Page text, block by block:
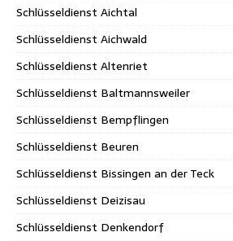
Schlüsseldienst Aichtal
Schlüsseldienst Aichwald
Schlüsseldienst Altenriet
Schlüsseldienst Baltmannsweiler
Schlüsseldienst Bempflingen
Schlüsseldienst Beuren
Schlüsseldienst Bissingen an der Teck
Schlüsseldienst Deizisau
Schlüsseldienst Denkendorf